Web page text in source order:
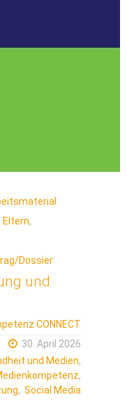
Eltern,
Dossier
und
CONNECT
30. April 2026
und Medien,
,
, Social Media